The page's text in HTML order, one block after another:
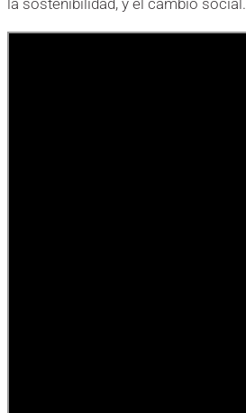
la sostenibilidad, y el cambio social.